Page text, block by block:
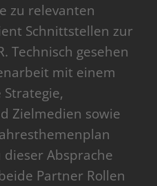
zu relevanten
Schnittstellen zur
Technisch gesehen
mit einem
Zielmedien sowie
Absprache
Partner Rollen